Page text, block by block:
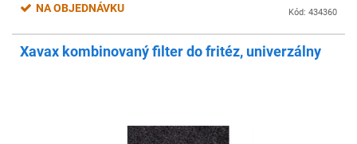
Kód: 434360
NA OBJEDNÁVKU
Xavax kombinovaný filter do fritéz, univerzálny